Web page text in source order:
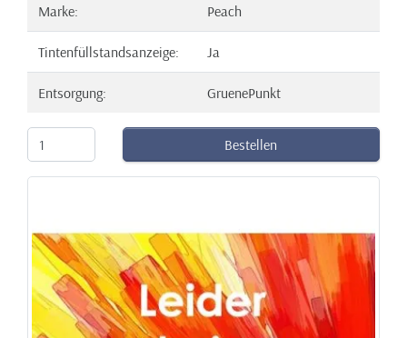
Marke: Peach
Tintenfüllstandsanzeige: Ja
Entsorgung: GruenePunkt
Bestellen